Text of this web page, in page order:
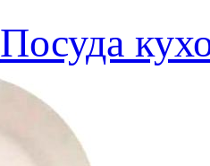
Посуда